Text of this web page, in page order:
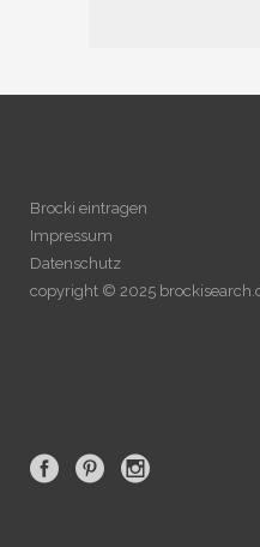
Brocki eintragen
Impressum
Datenschutz
copyright © 2025